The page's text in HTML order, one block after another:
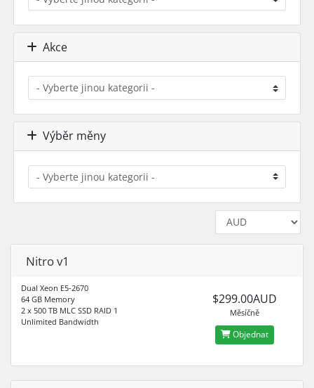
Akce
Výběr měny
Nitro v1
Dual Xeon E5-2670
64 GB Memory
2 x 500 TB MLC SSD RAID 1
Unlimited Bandwidth
$299.00AUD
Měsíčně
Objednat